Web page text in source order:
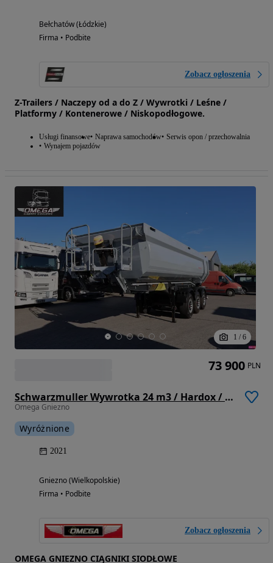
Bełchatów (Łódzkie)
Firma • Podbite
Zobacz ogłoszenia
Z-Trailers / Naczepy od a do Z / Wywrotki / Leśne /
Platformy / Kontenerowe / Niskopodłogowe.
Usługi finansowe Naprawa samochodów Serwis opon / przechowalnia
Wynajem pojazdów
1 / 6
Schwarzmuller Wywrotka 24 m3 / Hardox / Oś pod /
Omega Gniezno
Wyróżnione
2021
Gniezno (Wielkopolskie)
Firma • Podbite
Zobacz ogłoszenia
OMEGA GNIEZNO CIĄGNIKI SIODŁOWE
73 900 PLN